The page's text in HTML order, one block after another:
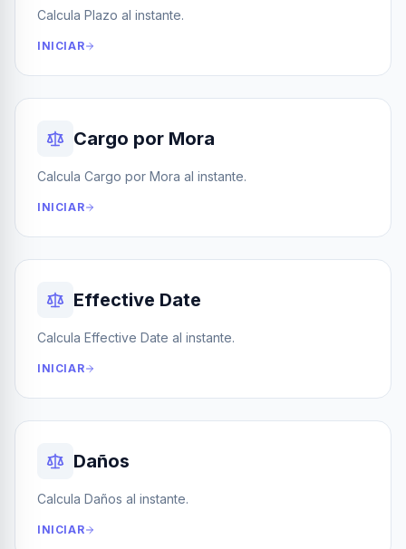
Calcula Plazo al instante.
INICIAR
Cargo por Mora
Calcula Cargo por Mora al instante.
INICIAR
Effective Date
Calcula Effective Date al instante.
INICIAR
Daños
Calcula Daños al instante.
INICIAR